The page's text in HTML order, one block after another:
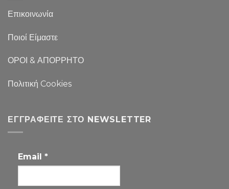
Επικοινωνία
Ποιοί Είμαστε
ΟΡΟΙ & ΑΠΟΡΡΗΤΟ
Πολιτική Cookies
ΕΓΓΡΑΦΕΊΤΕ ΣΤΟ NEWSLETTER
Email *